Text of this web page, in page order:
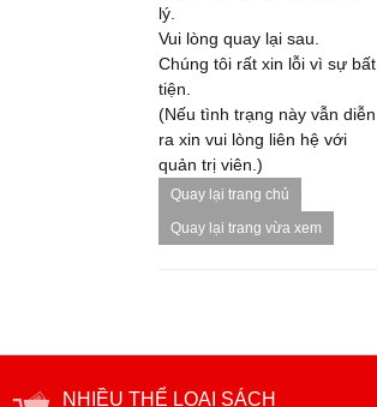
lý.
Vui lòng quay lại sau.
Chúng tôi rất xin lỗi vì sự bất
tiện.
(Nếu tình trạng này vẫn diễn
ra xin vui lòng liên hệ với
quản trị viên.)
Quay lại trang chủ
Quay lại trang vừa xem
NHIỀU THỂ LOẠI SÁCH